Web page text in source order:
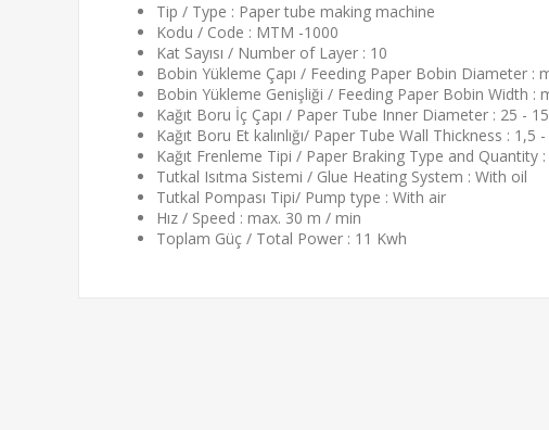
Tip / Type : Paper tube making machine
Kodu / Code : MTM -1000
Kat Sayısı / Number of Layer : 10
Bobin Yükleme Çapı / Feeding Paper Bobin Diameter :
Bobin Yükleme Genişliği / Feeding Paper Bobin Width :
Kağıt Boru İç Çapı / Paper Tube Inner Diameter : 25 -
Kağıt Boru Et kalınlığı/ Paper Tube Wall Thickness : 1,5
Kağıt Frenleme Tipi / Paper Braking Type and Quantity
Tutkal Isıtma Sistemi / Glue Heating System : With oil
Tutkal Pompası Tipi/ Pump type : With air
Hız / Speed : max. 30 m / min
Toplam Güç / Total Power : 11 Kwh